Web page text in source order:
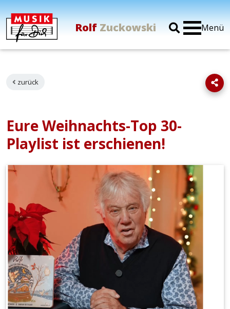
Rolf Zuckowski Menü
zurück
Eure Weihnachts-Top 30-
Playlist ist erschienen!